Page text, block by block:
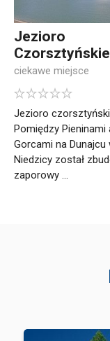
Jezioro
Czorsztyńskie
ciekawe miejsce
Jezioro
Pomiędzy Pieninami
Gorcami na Dunajcu
Niedzicy został
zaporowy ...